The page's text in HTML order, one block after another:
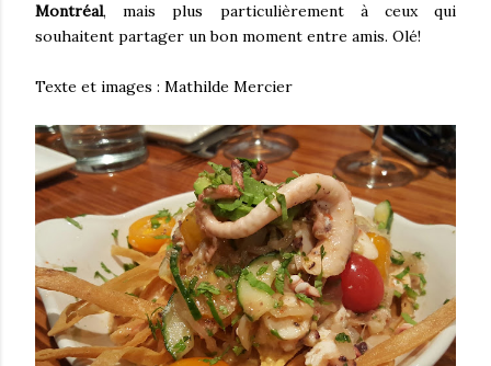
Montréal, mais plus particulièrement à ceux qui
souhaitent partager un bon moment entre amis. Olé!
Texte et images : Mathilde Mercier